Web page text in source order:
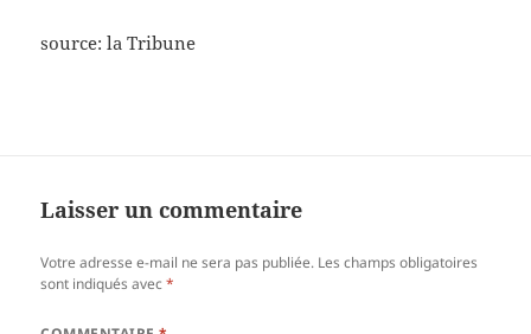
source: la Tribune
Laisser un commentaire
Votre adresse e-mail ne sera pas publiée. Les champs obligatoires
sont indiqués avec*